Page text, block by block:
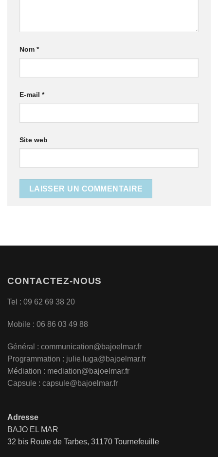
Nom *
E-mail *
Site web
CONTACTEZ-NOUS
Tel : 09 62 69 38 20
Mobile : 06 86 03 49 88
Général : communication@bajoelmar.fr
Programmation : julie.luga@bajoelmar.fr
Médiation : mediation@bajoelmar.fr
Capsule : capsule@bajoelmar.fr
Adresse
BAJO EL MAR
32 bis Route de Tarbes, 31170 Tournefeuille